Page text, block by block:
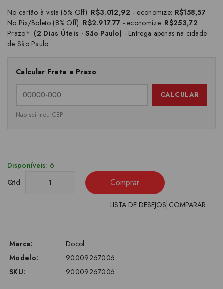
No cartão à vista (5% Off): R$3.012,92 - economize: R$158,57
No Pix/Boleto (8% Off): R$2.917,77 - economize: R$253,72
Prazo*: (2 Dias Úteis - São Paulo) - Entrega apenas na cidade
de São Paulo.
Calcular Frete e Prazo
CALCULAR
Não sei meu CEP
Disponíveis: 6
Qtd
Comprar
LISTA DE DESEJOS COMPARAR
Marca:
Docol
Modelo:
90009267006
SKU:
90009267006